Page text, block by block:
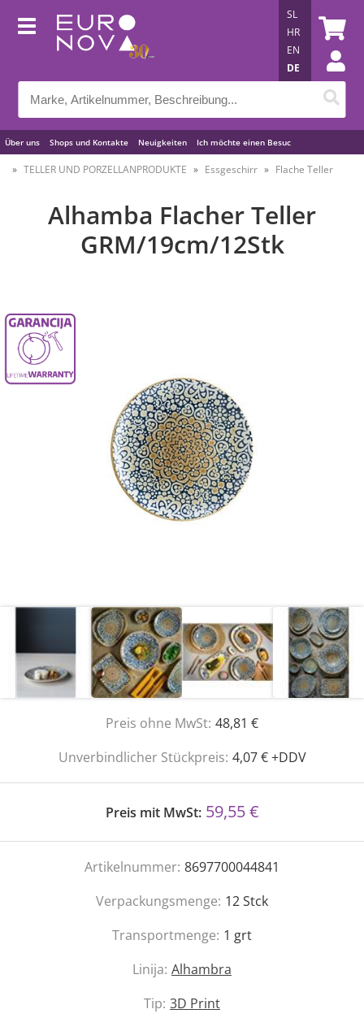
Über uns Shops und Kontakte Neuigkeiten Ich möchte einen Besuc
Nützliche Tipps
SL
HR
EN
DE
TELLER UND PORZELLANPRODUKTE Essgeschirr Flache Teller
Alhamba Flacher Teller
GRM/19cm/12Stk
Preis ohne MwSt: 48,81 €
Unverbindlicher Stückpreis: 4,07 € +DDV
Preis mit MwSt: 59,55 €
Artikelnummer: 8697700044841
Verpackungsmenge: 12Stck
Transportmenge: 1 grt
Linija: Alhambra
Tip: 3D Print